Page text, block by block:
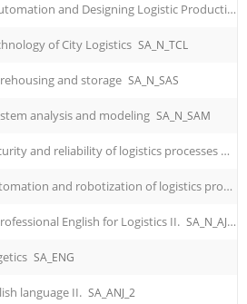
SA_NE_ALP Automation and Designing Logistic Production Processes - for Master study programme
of City Logistics SA_N_TCL
and storage SA_N_SAS
analysis and modeling SA_N_SAM
SA_N_BSP Security and reliability of logistics processes
SA_N_ARL Automation and robotization of logistics processes
English for Logistics II. SA_N_AJG_2
SA_ENG
language II. SA_ANJ_2